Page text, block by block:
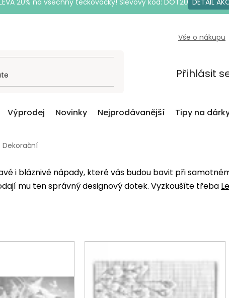
20% na všechny tečkovačky! Slevový kód: DOT20 DETAIL
Vše o nákupu
Přihlásit
Výprodej Novinky Nejprodávanější Tipy na
Dekorační
i bláznivé nápady, které vás budou bavit při
mu ten správný designový dotek. Vyzkoušíte třeba